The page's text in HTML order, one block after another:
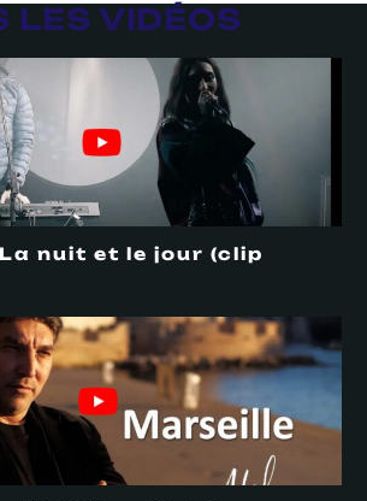
LES VIDÉOS
La nuit et le jour (clip